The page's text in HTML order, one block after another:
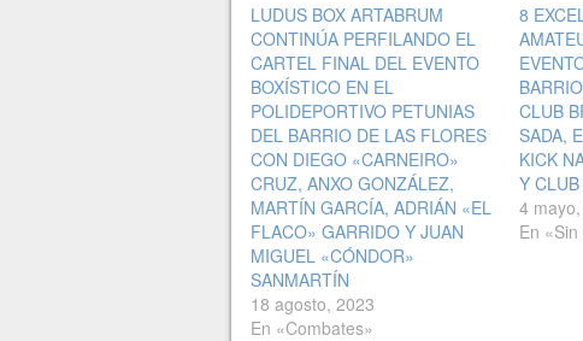
LUDUS BOX ARTABRUM
CONTINÚA PERFILANDO EL
CARTEL FINAL DEL EVENTO
BOXÍSTICO EN EL
POLIDEPORTIVO PETUNIAS
DEL BARRIO DE LAS FLORES
CON DIEGO «CARNEIRO»
CRUZ, ANXO GONZÁLEZ,
MARTÍN GARCÍA, ADRIÁN «EL
FLACO» GARRIDO Y JUAN
MIGUEL «CÓNDOR»
SANMARTÍN
18 agosto, 2023
En «Combates»
8
CLUB
SADA,
KICK
Y
4
En